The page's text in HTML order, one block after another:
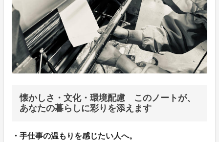
懐かしさ・文化・環境配慮 このノートが、
あなたの暮らしに彩りを添えます
・手仕事の温もりを感じたい人へ。